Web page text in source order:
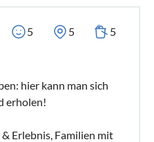
5 5 5
hier kann man sich
erholen!
Erlebnis, Familien mit